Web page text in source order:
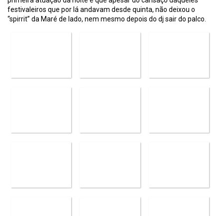
festivaleiros que por lá andavam desde quinta, não deixou o
“spirrit” da Maré de lado, nem mesmo depois do dj sair do palco.